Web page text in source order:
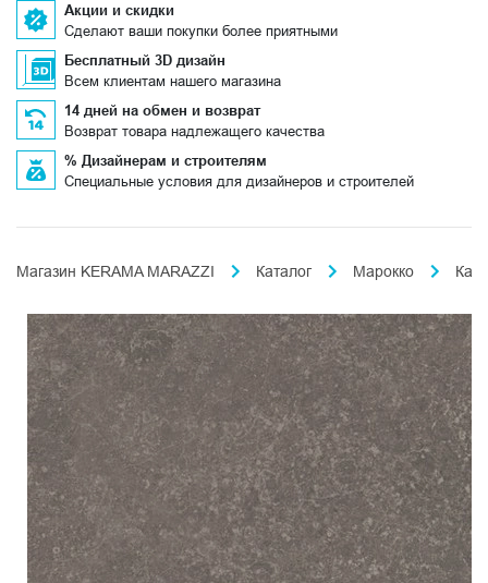
Акции и скидки
Сделают ваши покупки более приятными
Бесплатный 3D дизайн
Всем клиентам нашего магазина
14 дней на обмен и возврат
Возврат товара надлежащего качества
% Дизайнерам и строителям
Специальные условия для дизайнеров и строителей
Магазин KERAMA MARAZZI Каталог Марокко